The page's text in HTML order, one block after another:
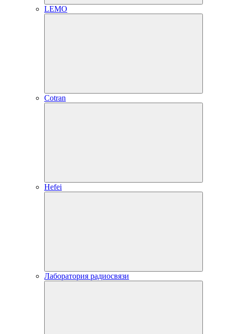
LEMO
Cotran
Hefei
Лаборатория радиосвязи